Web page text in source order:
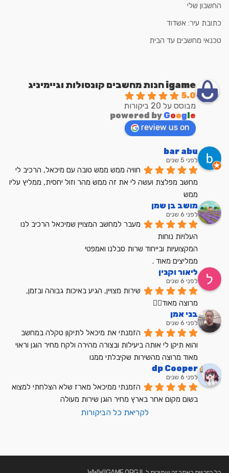
החשבון שלי
כתובת עיר: אשדוד
טכנאי מחשבים עד הבית
igame חנות מחשבים קונסולות וגיימיניג
5.0
מבוסס על 20 ביקורות
powered by Google
review us on
bar abu
לפני 5 שנים
ממש
מושב בן שמן
לפני 6 שנים
מעבר למחשב המצויין שמיכאל הרכיב לנו
העלויות נוחות
המקצועיות ובייחוד שרות סבלנו ואמפטי
ממליצים מאוד .
ליאור וקנין
לפני 6 שנים
מרוצה מאוד👍🏼
בני אמן
לפני 6 שנים
מאוד מרוצה מהשירות שקיבלתי ממנו
dp Cooper
לפני 6 שנים
בשום מקום אחר בארץ מחיר הוגן שירות מעולה
לקריאת כל הביקורות